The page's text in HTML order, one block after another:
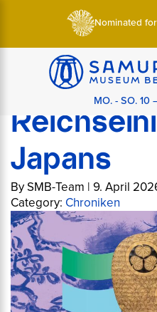
Nominated
MO. - SO. 10
Wissen
letzte Reichseiniger Japans
Der letzte
Japans
By SMB-Team | 9. April
Category: Chroniken